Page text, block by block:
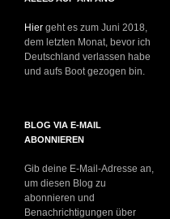
Hier geht es zum Juni 2018,
dem letzten Monat, bevor ich
Deutschland verlassen habe
und aufs Boot gezogen bin.
BLOG VIA E-MAIL
ABONNIEREN
Gib deine E-Mail-Adresse an,
um diesen Blog zu
abonnieren und
Benachrichtigungen über